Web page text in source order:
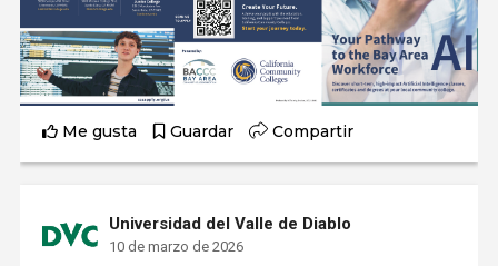
Me gusta Guardar Compartir
Universidad del Valle de Diablo
10 de marzo de 2026